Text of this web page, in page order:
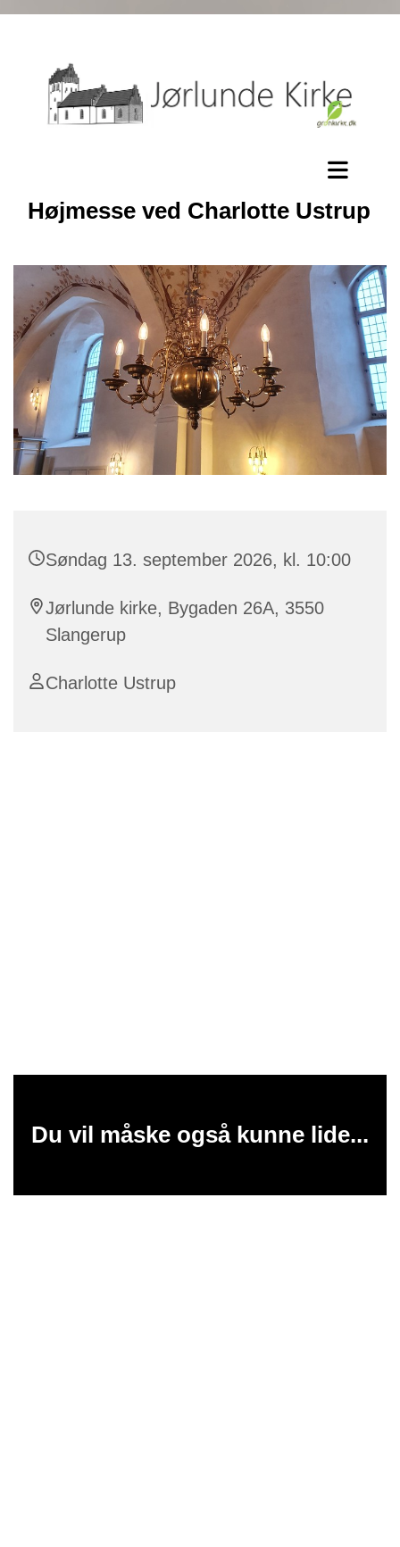
Højmesse ved Charlotte Ustrup
Søndag 13. september 2026, kl. 10:00
Jørlunde kirke, Bygaden 26A, 3550
Slangerup
Charlotte Ustrup
Du vil måske også kunne lide...